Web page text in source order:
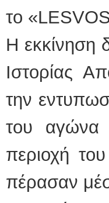
το
Η εκκίνηση
Ιστορίας
την
του αγώνα
περιοχή
πέρασαν